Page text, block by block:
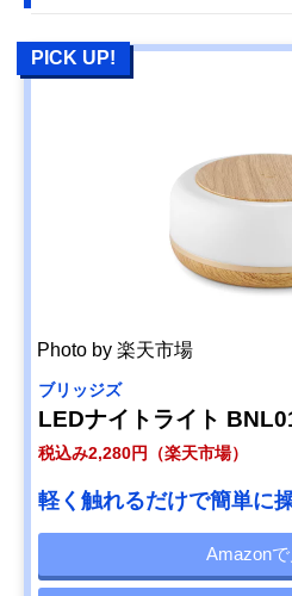
PICK UP!
Photo by 楽天市場
ブリッジズ
LEDナイトライト
税込み2,280円（楽天市場）
軽く触れるだけで簡単に
Amazonで